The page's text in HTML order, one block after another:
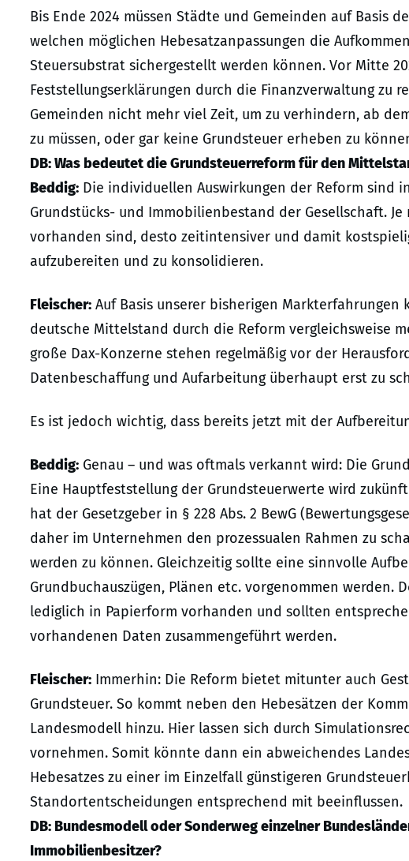
Bis Ende 2024 müssen Städte und Gemeinden auf Basis
welchen möglichen Hebesatzanpassungen die
Steuersubstrat sichergestellt werden können. Vor Mitte
Feststellungserklärungen durch die Finanzverwaltung zu
Gemeinden nicht mehr viel Zeit, um zu verhindern, ab
zu müssen, oder gar keine Grundsteuer erheben zu
DB: Was bedeutet die Grundsteuerreform für den
Beddig: Die individuellen Auswirkungen der Reform sind
Grundstücks- und Immobilienbestand der Gesellschaft.
vorhanden sind, desto zeitintensiver und damit
aufzubereiten und zu konsolidieren.
Fleischer: Auf Basis unserer bisherigen
deutsche Mittelstand durch die Reform vergleichsweise
große Dax-Konzerne stehen regelmäßig vor der
Datenbeschaffung und Aufarbeitung überhaupt erst zu
Es ist jedoch wichtig, dass bereits jetzt mit der
Beddig: Genau – und was oftmals verkannt wird: Die
Eine Hauptfeststellung der Grundsteuerwerte wird
hat der Gesetzgeber in § 228 Abs. 2 BewG
daher im Unternehmen den prozessualen Rahmen zu
werden zu können. Gleichzeitig sollte eine sinnvolle
Grundbuchauszügen, Plänen etc. vorgenommen werden.
lediglich in Papierform vorhanden und sollten
vorhandenen Daten zusammengeführt werden.
Fleischer: Immerhin: Die Reform bietet mitunter auch
Grundsteuer. So kommt neben den Hebesätzen der
Landesmodell hinzu. Hier lassen sich durch
vornehmen. Somit könnte dann ein abweichendes
Hebesatzes zu einer im Einzelfall günstigeren
Standortentscheidungen entsprechend mit beeinflussen.
DB: Bundesmodell oder Sonderweg einzelner
Immobilienbesitzer?